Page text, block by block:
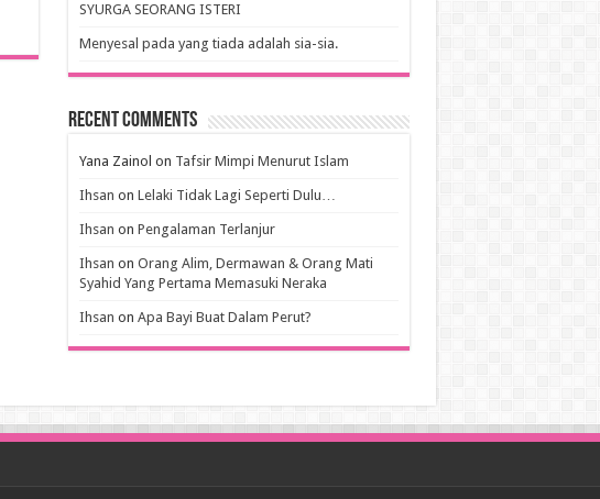
SYURGA SEORANG ISTERI
Menyesal pada yang tiada adalah sia-sia.
Recent Comments
Yana Zainol on Tafsir Mimpi Menurut Islam
Ihsan on Lelaki Tidak Lagi Seperti Dulu…
Ihsan on Pengalaman Terlanjur
Ihsan on Orang Alim, Dermawan & Orang Mati
Syahid Yang Pertama Memasuki Neraka
Ihsan on Apa Bayi Buat Dalam Perut?